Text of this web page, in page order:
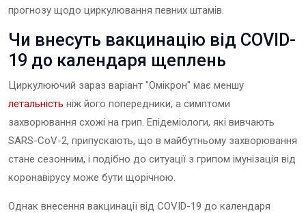
прогнозу щодо циркулювання певних штамів.
Чи внесуть вакцинацію від COVID-
19 до календаря щеплень
Циркулюючий зараз варіант "Омікрон" має меншу
летальність ніж його попередники, а симптоми
захворювання схожі на грип. Епідеміологи, які вивчають
SARS-CoV-2, припускають, що в майбутньому захворювання
стане сезонним, і подібно до ситуації з грипом імунізація від
коронавірусу може бути щорічною.
Однак внесення вакцинації від COVID-19 до календаря